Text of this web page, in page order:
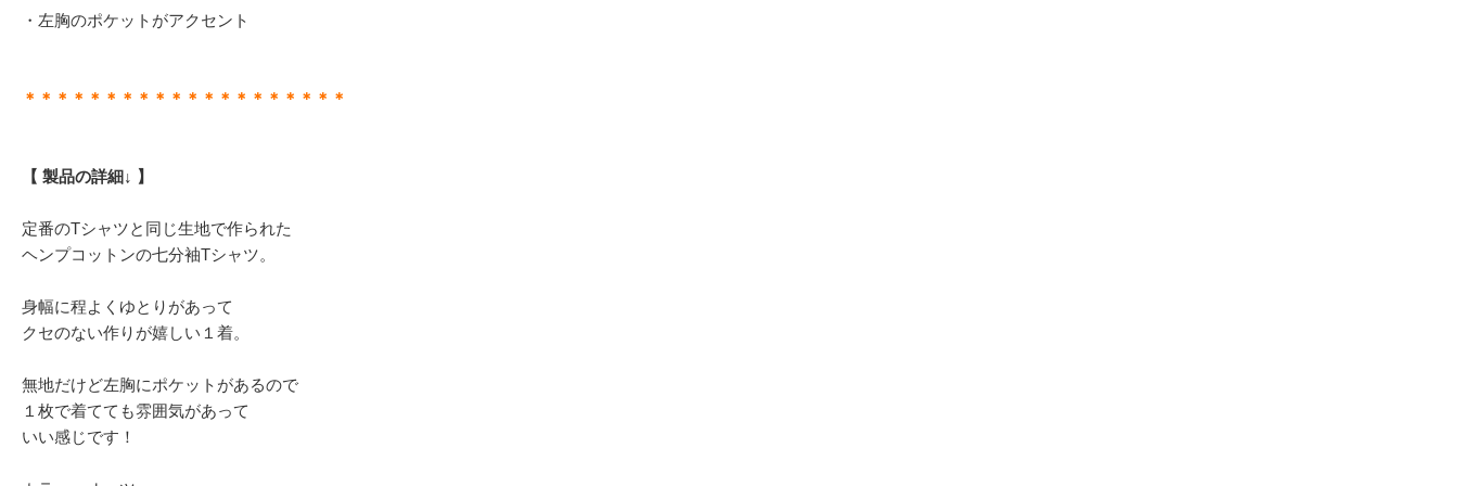
・左胸のポケットがアクセント
＊＊＊＊＊＊＊＊＊＊＊＊＊＊＊＊＊＊＊＊
【 製品の詳細↓ 】
定番のTシャツと同じ生地で作られた
ヘンプコットンの七分袖Tシャツ。
身幅に程よくゆとりがあって
クセのない作りが嬉しい１着。
無地だけど左胸にポケットがあるので
１枚で着てても雰囲気があって
いい感じです！